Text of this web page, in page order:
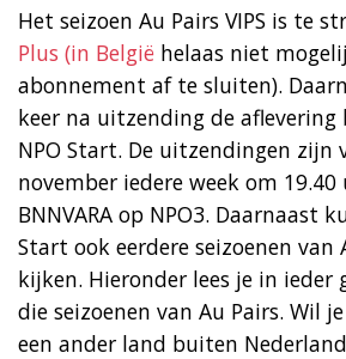
Het seizoen Au Pairs VIPS is te
Plus (in België helaas niet
abonnement af te sluiten).
keer na uitzending de aflevering
NPO Start. De uitzendingen zijn
november iedere week om
BNNVARA op NPO3. Daarnaast
Start ook eerdere seizoenen van
kijken. Hieronder lees je in ieder
die seizoenen van Au Pairs. Wil
een ander land buiten